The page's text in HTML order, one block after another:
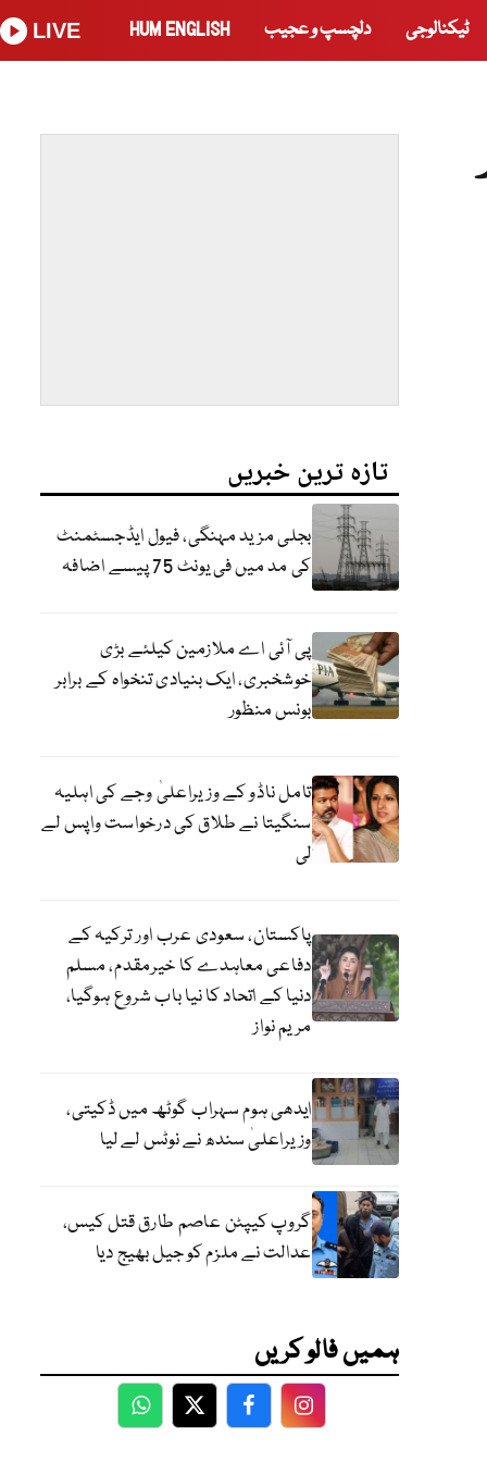
ٹیکنالوجی دلچسپ و عجیب HUM ENGLISH
LIVE
تازہ ترین خبریں
بجلی مزید مہنگی، فیول ایڈجسٹمنٹ
کی مد میں فی یونٹ 75 پیسے اضافہ
پی آئی اے ملازمین کیلئے بڑی
خوشخبری، ایک بنیادی تنخواہ کے برابر
بونس منظور
تامل ناڈو کے وزیراعلیٰ وجے کی اہلیہ
سنگیتا نے طلاق کی درخواست واپس لے
لی
پاکستان، سعودی عرب اور ترکیہ کے
دفاعی معاہدے کا خیرمقدم، مسلم
دنیا کے اتحاد کا نیا باب شروع ہوگیا،
مریم نواز
ایدھی ہوم سہراب گوٹھ میں ڈکیتی،
وزیراعلیٰ سندھ نے نوٹس لے لیا
گروپ کیپٹن عاصم طارق قتل کیس،
عدالت نے ملزم کو جیل بھیج دیا
ہمیں فالو کریں
WhatsApp
TwitterFacebookFacebook